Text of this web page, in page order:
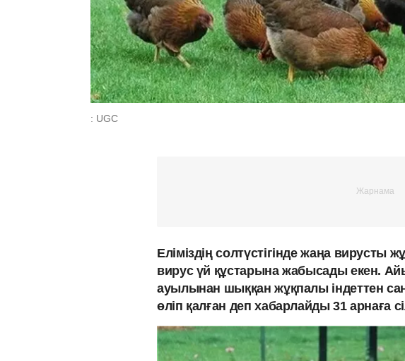
: UGC
Еліміздің солтүстігінде жаңа вирусты
вирус үй құстарына жабысады екен.
ауылынан шыққан жұқпалы індеттен
өліп қалған деп хабарлайды 31 арнаға